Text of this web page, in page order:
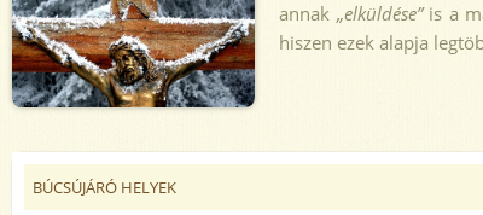
annak „elküldése”is a
hiszen ezek alapja
BÚCSÚJÁRÓ HELYEK